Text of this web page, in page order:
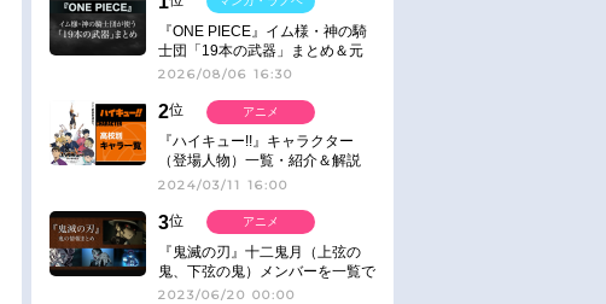
『ONE PIECE』イム様・神の騎
士団「19本の武器」まとめ＆元
ネタ
2026/08/06 16:30
2位
『ハイキュー!!』キャラクター
（登場人物）一覧・紹介＆解説
2024/03/11 16:00
アニメ
3位
『鬼滅の刃』十二鬼月（上弦の
鬼、下弦の鬼）メンバーを一覧で
紹介＆解説（登場鬼の情報まと
2023/06/20 00:00
アニメ